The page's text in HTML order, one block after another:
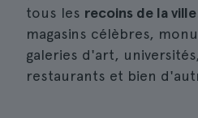
tous les recoins de la ville
magasins célèbres,
galeries d'art,
restaurants et bien